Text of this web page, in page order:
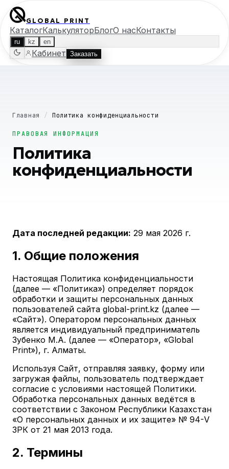
GLOBAL PRINT
КаталогКалькуляторБлогО насКонтакты
ru kz en
Кабинет Заказать
Главная / Политика конфиденциальности
ПРАВОВАЯ ИНФОРМАЦИЯ
Политика
конфиденциальности
Дата последней редакции: 29 мая 2026 г.
1. Общие положения
Настоящая Политика конфиденциальности
(далее — «Политика») определяет порядок
обработки и защиты персональных данных
пользователей сайта global-print.kz (далее —
«Сайт»). Оператором персональных данных
является индивидуальный предприниматель
Зубенко М.А. (далее — «Оператор», «Global
Print»), г. Алматы.
Используя Сайт, отправляя заявку, форму или
загружая файлы, пользователь подтверждает
согласие с условиями настоящей Политики.
Обработка персональных данных ведётся в
соответствии с Законом Республики Казахстан
«О персональных данных и их защите» № 94-V
ЗРК от 21 мая 2013 года.
2. Термины